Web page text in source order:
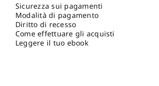
Sicurezza sui pagamenti
Modalità di pagamento
Diritto di recesso
Come effettuare gli acquisti
Leggere il tuo ebook